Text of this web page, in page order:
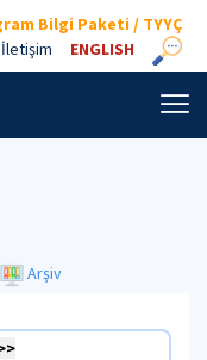
Bilgi Paketi / TYYÇ
İletişim ENGLISH
Arşiv